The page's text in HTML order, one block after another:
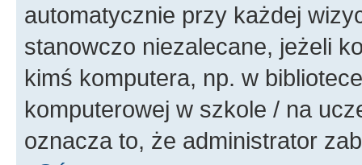
automatycznie przy każdej
stanowczo niezalecane, jeżeli
kimś komputera, np. w
komputerowej w szkole / na
oznacza to, że administrator